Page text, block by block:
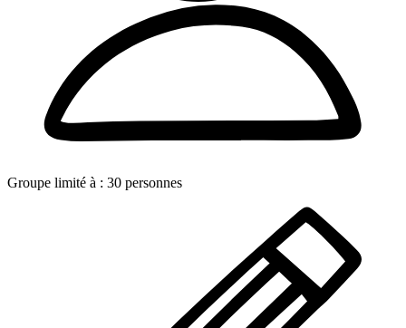
Groupe limité à : 30 personnes